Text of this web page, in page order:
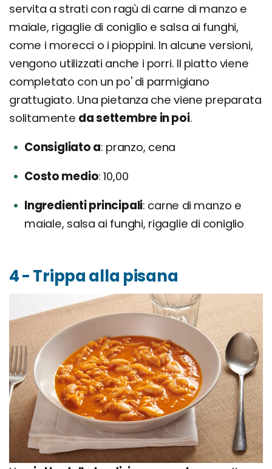
servita a strati con ragù di carne di manzo e
maiale, rigaglie di coniglio e salsa ai funghi,
come i morecci o i pioppini. In alcune versioni,
vengono utilizzati anche i porri. Il piatto viene
completato con un po' di parmigiano
grattugiato. Una pietanza che viene preparata
solitamente da settembre in poi.
Consigliato a pranzo, cena
Costo medio 10,00
Ingredienti principali carne di manzo e
maiale, salsa ai funghi, rigaglie di coniglio
4 - Trippa alla pisana